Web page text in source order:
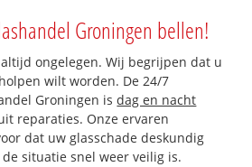
Groningen bellen!
ongelegen. Wij begrijpen dat u
wilt worden. De 24/7
Groningen isdag en nacht
reparaties. Onze ervaren
dat uw glasschade deskundig
situatie snel weer veilig is.